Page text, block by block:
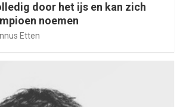
door het ijs en kan zich
noemen
Etten